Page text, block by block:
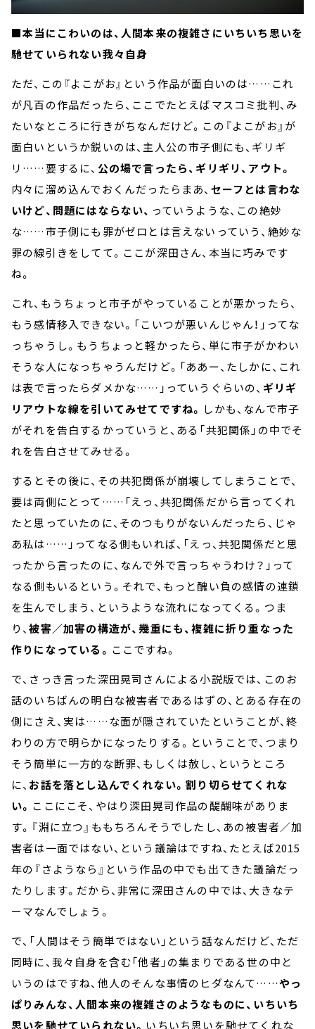
■本当にこわいのは、人間本来の複雑さにいちいち思いを
馳せていられない我々自身
ただ、この『よこがお』という作品が面白いのは……これ
が凡百の作品だったら、ここでたとえばマスコミ批判、み
たいなところに行きがちなんだけど。この『よこがお』が
面白いというか鋭いのは、主人公の市子側にも、ギリギ
リ……要するに、 公の場で言ったら、ギリギリ、アウト。
内々に溜め込んでおくんだったらまあ、 セーフとは言わな
いけど、問題にはならない、 っていうような、この絶妙
な……市子側にも罪がゼロとは言えないっていう、絶妙な
罪の線引きをしてて。ここが深田さん、本当に巧みです
ね。
これ、もうちょっと市子がやっていることが悪かったら、
もう感情移入できない。「こいつが悪いんじゃん！」ってな
っちゃうし。もうちょっと軽かったら、単に市子がかわい
そうな人になっちゃうんだけど。「ああー、たしかに、これ
は表で言ったらダメかな……」っていうぐらいの、 ギリギ
リアウトな線を引いてみせてですね。 しかも、なんで市子
がそれを告白するかっていうと、ある「共犯関係」の中でそ
れを告白させてみせる。
するとその後に、その共犯関係が崩壊してしまうことで、
要は両側にとって……「えっ、共犯関係だから言ってくれ
たと思っていたのに、そのつもりがないんだったら、じゃ
あ私は……」ってなる側もいれば、「えっ、共犯関係だと思
ったから言ったのに、なんで外で言っちゃうわけ？」って
なる側もいるという。それで、もっと醜い負の感情の連鎖
を生んでしまう、というような流れになってくる。つま
り、被害／加害の構造が、幾重にも、複雑に折り重なった
作りになっている。 ここですね。
で、さっき言った深田晃司さんによる小説版では、このお
話のいちばんの明白な被害者であるはずの、とある存在の
側にさえ、実は……な面が隠されていたということが、終
わりの方で明らかになったりする。ということで、つまり
そう簡単に一方的な断罪、もしくは赦し、というところ
に、 お話を落とし込んでくれない。割り切らせてくれな
い。 ここにこそ、やはり深田晃司作品の醍醐味がありま
す。『淵に立つ』ももちろんそうでしたし、あの被害者／加
害者は一面ではない、という議論はですね、たとえば2015
年の『さようなら』という作品の中でも出てきた議論だっ
たりします。だから、非常に深田さんの中では、大きなテ
ーマなんでしょう。
で、「人間はそう簡単ではない」という話なんだけど、ただ
同時に、我々自身を含む「他者」の集まりである世の中と
いうのはですね、他人のそんな事情のヒダなんて……やっ
ぱりみんな、人間本来の複雑さのようなものに、いちいち
思いを馳せていられない。 いちいち思いを馳せてくれな